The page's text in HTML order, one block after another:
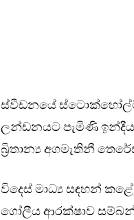
ස්වීඩනයේ ස්ටොක්හෝල්ම්
ලන්ඩනයට පැමිණි ඉන්දීය
බ්‍රිතාන්‍ය අගමැතිනී
විදෙස් මාධ්‍ය සඳහන්
ගෝලීය ආරක්ෂාව